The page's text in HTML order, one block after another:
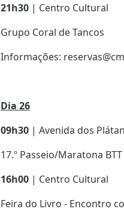
21h30 | Centro Cultural
Grupo Coral de Tancos
Informações:
Dia 26
09h30 | Avenida dos
17.º Passeio/Maratona
16h00 | Centro Cultural
Feira do Livro - Encontro